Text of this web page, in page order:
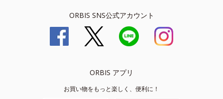
ORBIS SNS公式アカウント
ORBIS アプリ
お買い物をもっと楽しく、便利に！